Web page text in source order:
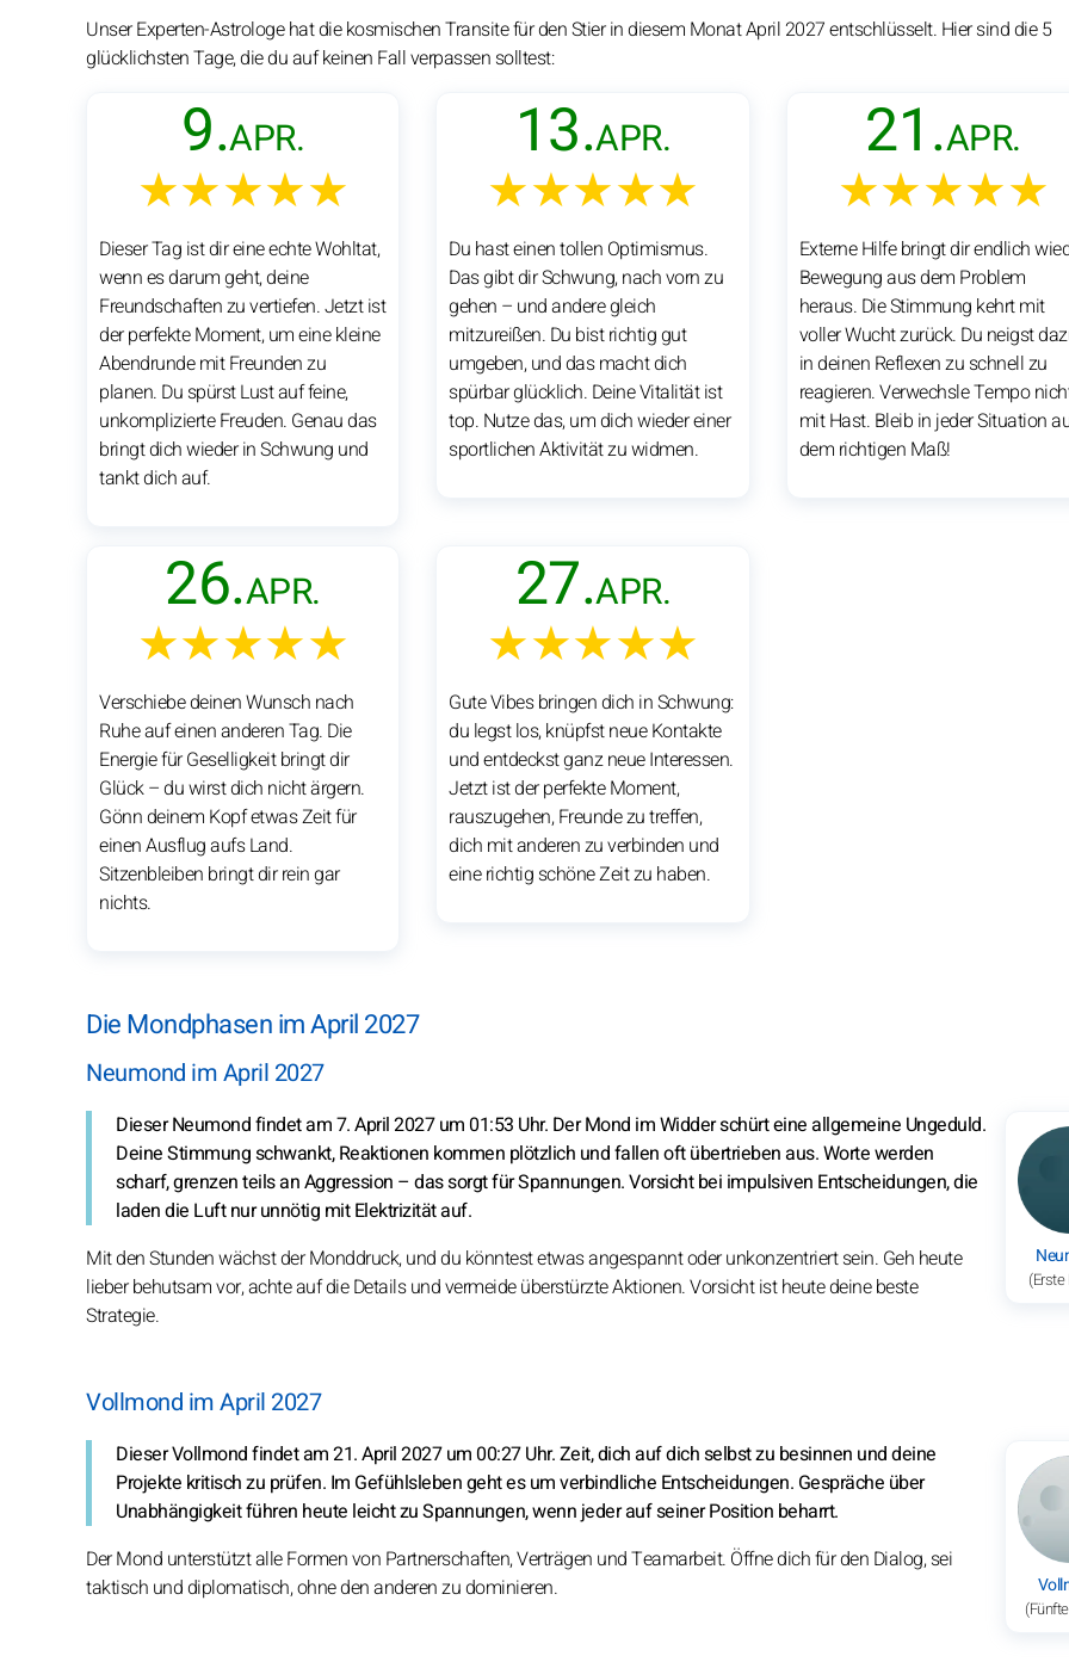
Unser Experten-Astrologe hat die kosmischen Transite für den Stier in diesem Monat April 2027 entschlüsselt. Hier sind die 5
glücklichsten Tage, die du auf keinen Fall verpassen solltest:
9.APR.
★★★★★
Dieser Tag ist dir eine echte Wohltat,
wenn es darum geht, deine
Freundschaften zu vertiefen. Jetzt ist
der perfekte Moment, um eine kleine
Abendrunde mit Freunden zu
planen. Du spürst Lust auf feine,
unkomplizierte Freuden. Genau das
bringt dich wieder in Schwung und
tankt dich auf.
13.APR.
★★★★★
Du hast einen tollen Optimismus.
Das gibt dir Schwung, nach vorn zu
gehen – und andere gleich
mitzureißen. Du bist richtig gut
umgeben, und das macht dich
spürbar glücklich. Deine Vitalität ist
top. Nutze das, um dich wieder einer
sportlichen Aktivität zu widmen.
21.APR.
★★★★★
Externe Hilfe bringt dir endlich
Bewegung aus dem Problem
heraus. Die Stimmung kehrt mit
voller Wucht zurück. Du neigst
in deinen Reflexen zu schnell zu
reagieren. Verwechsle Tempo
mit Hast. Bleib in jeder Situation
dem richtigen Maß!
26.APR.
★★★★★
Verschiebe deinen Wunsch nach
Ruhe auf einen anderen Tag. Die
Energie für Geselligkeit bringt dir
Glück – du wirst dich nicht ärgern.
Gönn deinem Kopf etwas Zeit für
einen Ausflug aufs Land.
Sitzenbleiben bringt dir rein gar
nichts.
27.APR.
★★★★★
Gute Vibes bringen dich in Schwung:
du legst los, knüpfst neue Kontakte
und entdeckst ganz neue Interessen.
Jetzt ist der perfekte Moment,
rauszugehen, Freunde zu treffen,
dich mit anderen zu verbinden und
eine richtig schöne Zeit zu haben.
Die Mondphasen im April 2027
Neumond im April 2027
Dieser Neumond findet am 7. April 2027 um 01:53 Uhr. Der Mond im Widder schürt eine allgemeine Ungeduld.
Deine Stimmung schwankt, Reaktionen kommen plötzlich und fallen oft übertrieben aus. Worte werden
scharf, grenzen teils an Aggression – das sorgt für Spannungen. Vorsicht bei impulsiven Entscheidungen, die
laden die Luft nur unnötig mit Elektrizität auf.
Mit den Stunden wächst der Monddruck, und du könntest etwas angespannt oder unkonzentriert sein. Geh heute
lieber behutsam vor, achte auf die Details und vermeide überstürzte Aktionen. Vorsicht ist heute deine beste
Strategie.
Vollmond im April 2027
Dieser Vollmond findet am 21. April 2027 um 00:27 Uhr. Zeit, dich auf dich selbst zu besinnen und deine
Projekte kritisch zu prüfen. Im Gefühlsleben geht es um verbindliche Entscheidungen. Gespräche über
Unabhängigkeit führen heute leicht zu Spannungen, wenn jeder auf seiner Position beharrt.
Der Mond unterstützt alle Formen von Partnerschaften, Verträgen und Teamarbeit. Öffne dich für den Dialog, sei
taktisch und diplomatisch, ohne den anderen zu dominieren.